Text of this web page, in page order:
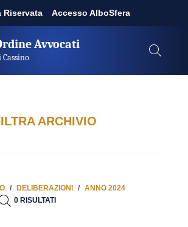
Riservata Accesso AlboSfera
Avvocati
Cassino
ARCHIVIO
DELIBERAZIONI
ANNO 2024
0 RISULTATI